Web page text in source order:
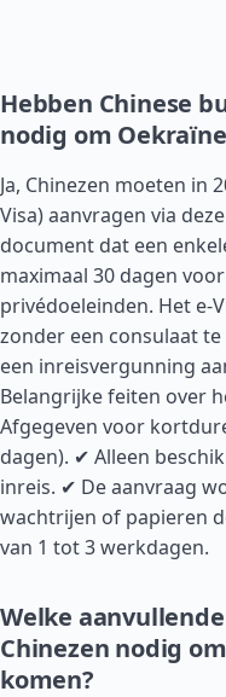
Hebben Chinese
nodig om
Ja, Chinezen moeten in
Visa) aanvragen via
document dat een
maximaal 30 dagen
privédoeleinden. Het e-
zonder een consulaat
een inreisvergunning
Belangrijke feiten over
Afgegeven voor
dagen). ✔ Alleen
inreis. ✔ De aanvraag
wachtrijen of papieren
van 1 tot 3 werkdagen.
Welke
Chinezen nodig
komen?